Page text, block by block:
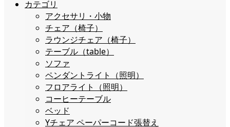
カテゴリ
アクセサリ・小物
チェア（椅子）
ラウンジチェア（椅子）
テーブル（table）
ソファ
ペンダントライト（照明）
フロアライト（照明）
コーヒーテーブル
ベッド
Yチェア ペーパーコード張替え